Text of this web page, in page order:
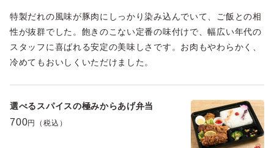
特製だれの風味が豚肉にしっかり染み込んでいて、ご飯との相
性が抜群でした。飽きのこない定番の味付けで、幅広い年代の
スタッフに喜ばれる安定の美味しさです。お肉もやわらかく、
冷めてもおいしくいただけました。
選べるスパイスの極みからあげ弁当
700円（税込）